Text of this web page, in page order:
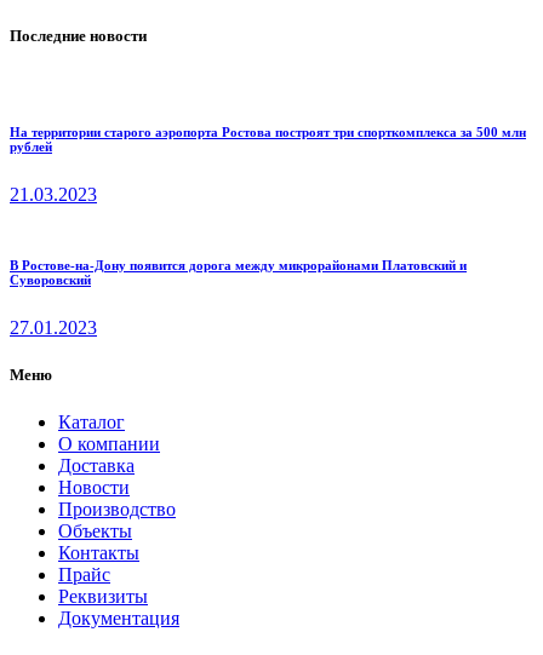
Последние новости
На территории старого аэропорта Ростова построят три спорткомплекса за 500 млн
рублей
21.03.2023
В Ростове-на-Дону появится дорога между микрорайонами Платовский и
Суворовский
27.01.2023
Меню
Каталог
О компании
Доставка
Новости
Производство
Объекты
Контакты
Прайс
Реквизиты
Документация